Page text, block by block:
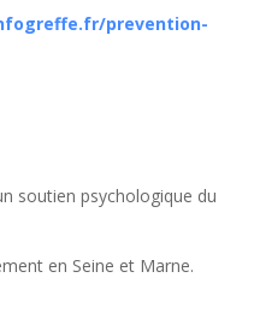
prevention-
soutien psychologique du
en Seine et Marne.